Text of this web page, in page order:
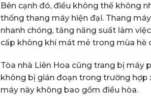
Bên cạnh đó, điều không thể không
thống thang máy hiện đại. Thang
nhanh chóng, tăng năng suất làm
cấp không khí mát mẻ trong mùa hè
Tòa nhà Liên Hoa cũng trang bị máy
không bị gián đoạn trong trường hợp
máy này không bao gồm điều hòa.